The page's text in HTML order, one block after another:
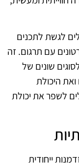
לגשת לתכנים
עם תרגום. זה
שונים של
היכולת
לשפר את יכולת
ייחודית